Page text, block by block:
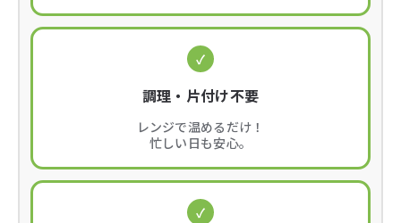
✓
調理・片付け不要
レンジで温めるだけ！
忙しい日も安心。
✓